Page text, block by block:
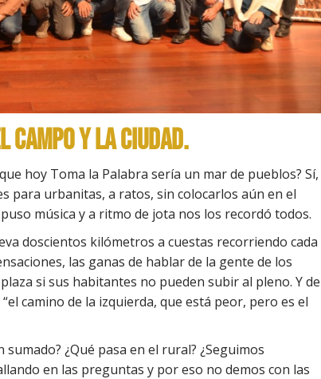
campo y la ciudad.
hoy Toma la Palabra sería un mar de pueblos? Sí,
para urbanitas, a ratos, sin colocarlos aún en el
música y a ritmo de jota nos los recordó todos.
doscientos kilómetros a cuestas recorriendo cada
las ganas de hablar de la gente de los
si sus habitantes no pueden subir al pleno. Y de
camino de la izquierda, que está peor, pero es el
¿Qué pasa en el rural? ¿Seguimos
en las preguntas y por eso no demos con las